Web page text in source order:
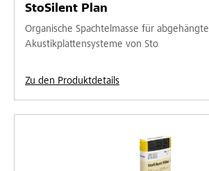
StoSilent Plan
Organische Spachtelmasse für abgehängte
Akustikplattensysteme von Sto
Zu den Produktdetails